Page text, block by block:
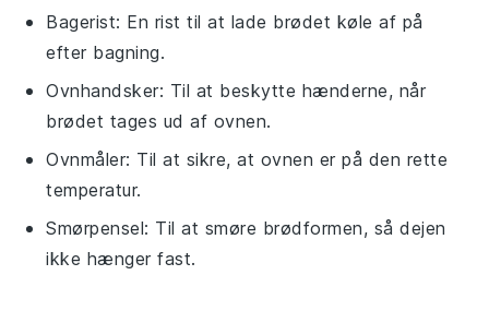
Bagerist: En rist til at lade brødet køle af på
efter bagning.
Ovnhandsker: Til at beskytte hænderne, når
brødet tages ud af ovnen.
Ovnmåler: Til at sikre, at ovnen er på den rette
temperatur.
Smørpensel: Til at smøre brødformen, så dejen
ikke hænger fast.